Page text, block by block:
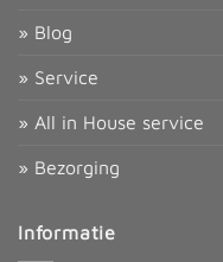
» Blog
» Service
» All in House service
» Bezorging
Informatie